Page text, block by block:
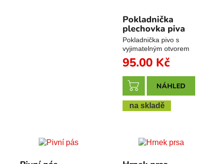
Pokladnička
plechovka piva
Pokladnička pivo s
vyjimatelným otvorem
95.00 Kč
NÁHLED
na skladě